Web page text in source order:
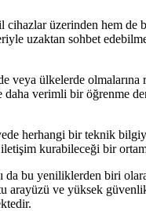
üzerinden hem
uzaktan sohbet
veya ülkelerde
verimli bir öğrenme
herhangi bir teknik
kurabileceği bir
bu yeniliklerden biri
arayüzü ve yüksek